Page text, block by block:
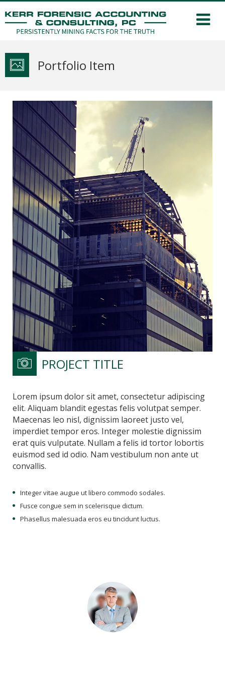
Portfolio Item
PROJECT TITLE
Lorem ipsum dolor sit amet, consectetur adipiscing
elit. Aliquam blandit egestas felis volutpat semper.
Maecenas leo nisl, dignissim laoreet justo vel,
imperdiet tempor eros. Integer molestie dignissim
erat quis vulputate. Nullam a felis id tortor lobortis
euismod sed id odio. Nam vestibulum non ante ut
convallis.
Integer vitae augue ut libero commodo sodales.
Fusce congue sem in scelerisque dictum.
Phasellus malesuada eros eu tincidunt luctus.